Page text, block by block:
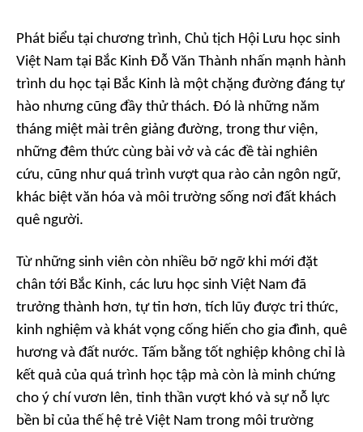
Phát biểu tại chương trình, Chủ tịch Hội Lưu học sinh
Việt Nam tại Bắc Kinh Đỗ Văn Thành nhấn mạnh hành
trình du học tại Bắc Kinh là một chặng đường đáng tự
hào nhưng cũng đầy thử thách. Đó là những năm
tháng miệt mài trên giảng đường, trong thư viện,
những đêm thức cùng bài vở và các đề tài nghiên
cứu, cũng như quá trình vượt qua rào cản ngôn ngữ,
khác biệt văn hóa và môi trường sống nơi đất khách
quê người.
Từ những sinh viên còn nhiều bỡ ngỡ khi mới đặt
chân tới Bắc Kinh, các lưu học sinh Việt Nam đã
trưởng thành hơn, tự tin hơn, tích lũy được tri thức,
kinh nghiệm và khát vọng cống hiến cho gia đình, quê
hương và đất nước. Tấm bằng tốt nghiệp không chỉ là
kết quả của quá trình học tập mà còn là minh chứng
cho ý chí vươn lên, tinh thần vượt khó và sự nỗ lực
bền bỉ của thế hệ trẻ Việt Nam trong môi trường